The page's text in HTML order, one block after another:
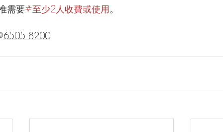
需要#至少2人收費或使用
6505 8200